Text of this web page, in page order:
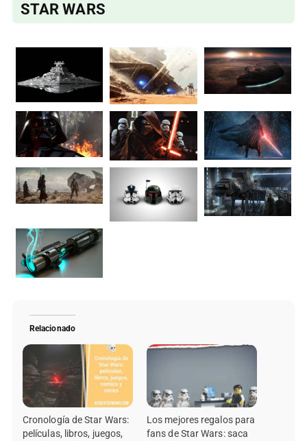
STAR WARS
Relacionado
Cronología de Star Wars:
películas, libros, juegos,
Los mejores regalos para
fans de Star Wars: saca